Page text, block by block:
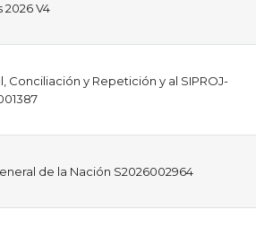
2026 V4
y Repetición y al SIPROJ-
de la Nación S2026002964